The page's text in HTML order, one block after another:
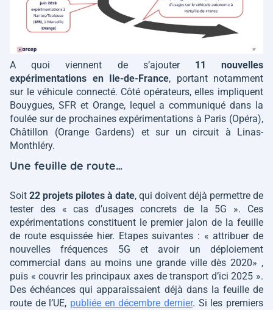
A quoi viennent de s’ajouter 11 nouvelles
expérimentations en Ile-de-France, portant notamment
sur le véhicule connecté. Côté opérateurs, elles impliquent
Bouygues, SFR et Orange, lequel a communiqué dans la
foulée sur de prochaines expérimentations à Paris (Opéra),
Châtillon (Orange Gardens) et sur un circuit à Linas-
Monthléry.
Une feuille de route…
Soit 22 projets pilotes à date, qui doivent déjà permettre de
tester des « cas d’usages concrets de la 5G ». Ces
expérimentations constituent le premier jalon de la feuille
de route esquissée hier. Etapes suivantes : « attribuer de
nouvelles fréquences 5G et avoir un déploiement
commercial dans au moins une grande ville dès 2020» ,
puis «couvrir les principaux axes de transport d’ici 2025 ».
Des échéances qui apparaissaient déjà dans la feuille de
route de l’UE, publiée en décembre dernier. Si les premiers